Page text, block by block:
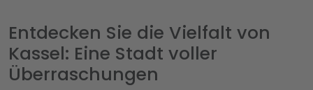
Entdecken Sie die Vielfalt von
Kassel: Eine Stadt voller
Überraschungen